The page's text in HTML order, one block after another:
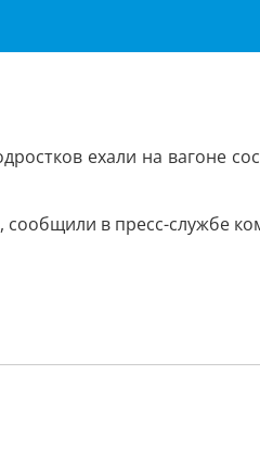
ехали на вагоне
сообщили в пресс-службе